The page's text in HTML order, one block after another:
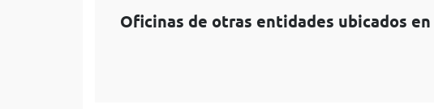
Oficinas de otras entidades ubicados en